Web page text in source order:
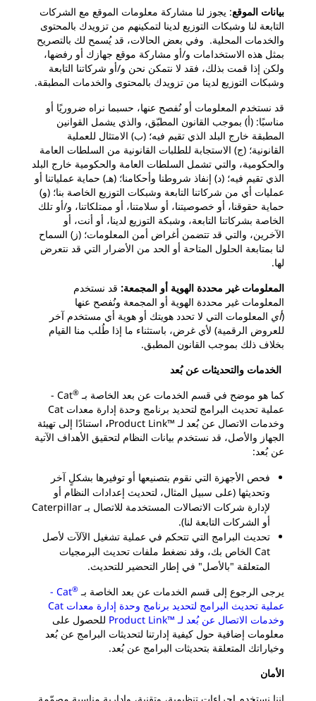
بيانات الموقع: يجوز لنا مشاركة معلومات الموقع مع الشركات
التابعة لنا وشبكات التوزيع لدينا لتمكينهم من تزويدك بالمحتوى
والخدمات المحلية. وفي بعض الحالات، قد يُسمح لك بالتصريح
بمثل هذه الاستخدامات و/أو مشاركة موقع جهازك أو رفضها،
ولكن إذا قمت بذلك، فقد لا نتمكن نحن و/أو شركاتنا التابعة
وشبكات التوزيع لدينا من تزويدك بالمحتوى والخدمات المطبقة.
قد نستخدم المعلومات أو نُفصح عنها، حسبما نراه ضروريًا أو
مناسبًا: (أ) بموجب القانون المطبّق، والذي يشمل القوانين
المطبقة خارج البلد الذي تقيم فيه؛ (ب) الامتثال للعملية
القانونية؛ (ج) الاستجابة للطلبات القانونية من السلطات العامة
والحكومية، والتي تشمل السلطات العامة والحكومية خارج البلد
الذي تقيم فيه؛ (د) إنفاذ شروطنا وأحكامنا؛ (هـ) حماية عملياتنا أو
عمليات أي من شركاتنا التابعة وشبكات التوزيع الخاصة بنا؛ (و)
حماية حقوقنا، أو خصوصيتنا، أو سلامتنا، أو ممتلكاتنا، و/أو تلك
الخاصة بشركاتنا التابعة، وشبكة التوزيع لدينا، أو أنت، أو
الآخرين، والتي قد تتضمن أغراض أمن المعلومات؛ (ز) السماح
لنا بمتابعة الحلول المتاحة أو الحد من الأضرار التي قد نتعرض
لها.
المعلومات غير محددة الهوية أو المجمعة: قد نستخدم
المعلومات غير محددة الهوية أو المجمعة ونُفصح عنها
(أي المعلومات التي لا تحدد هويتك أو هوية أي مستخدم آخر
للعروض الرقمية) لأي غرض، باستثناء ما إذا طُلب منا القيام
بخلاف ذلك بموجب القانون المطبق.
الخدمات والتحديثات عن بُعد
كما هو موضح في قسم الخدمات عن بعد الخاصة بـ ®
Cat -
عملية تحديث البرامج لتحديد برنامج وحدة إدارة معدات Cat
وخدمات الاتصال عن بُعد لـ ™Product Link
، استنادًا إلى تهيئة
الجهاز والأصل، قد نستخدم بيانات النظام لتحقيق الأهداف الآتية
عن بُعد:
فحص الأجهزة التي نقوم بتصنيعها أو توفيرها بشكلٍ آخر
وتحديثها (على سبيل المثال، لتحديث إعدادات النظام أو
لإدارة شركات الاتصالات المستخدمة للاتصال بـ Caterpillar
أو الشركات التابعة لنا).
تحديث البرامج التي تتحكم في عملية تشغيل الآلآت لأصل
Cat الخاص بك، وقد نضغط ملفات تحديث البرمجيات
المتعلقة "بالأصل" في إطار التحضير للتحديث.
يرجى الرجوع إلى قسم الخدمات عن بعد الخاصة بـ ®
Cat -
عملية تحديث البرامج لتحديد برنامج وحدة إدارة معدات Cat
وخدمات الاتصال عن بُعد لـ ™Product Link
للحصول على
معلومات إضافية حول كيفية إدارتنا لتحديثات البرامج عن بُعد
وخياراتك المتعلقة بتحديثات البرامج عن بُعد.
الأمان